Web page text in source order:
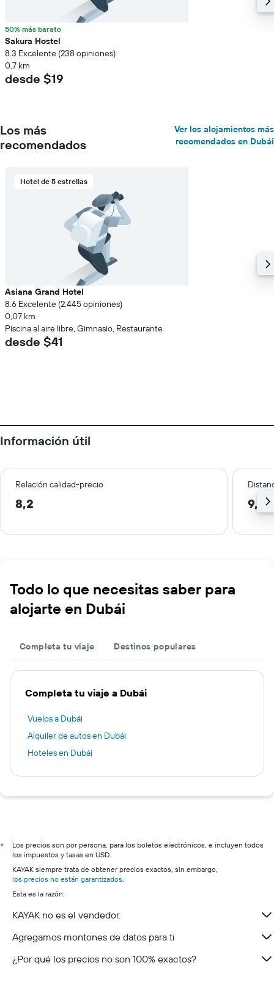
50% más barato
Sakura Hostel
8.3 Excelente (238 opiniones)
0,7 km
desde $19
Los más
recomendados
Ver los alojamientos más
recomendados en Dubái
Hotel de 5 estrellas
Asiana Grand Hotel
8.6 Excelente (2.445 opiniones)
0,07 km
Piscina al aire libre, Gimnasio, Restaurante
desde $41
Información útil
Relación calidad-precio
8,2 9,6
Todo lo que necesitas saber para
alojarte en Dubái
Completa tu viaje Destinos populares
Completa tu viaje a Dubái
Vuelos a Dubái
Alquiler de autos en Dubái
Hoteles en Dubái
*
Los precios son por persona, para los boletos electrónicos, e incluyen todos
los impuestos y tasas en USD.
KAYAK siempre trata de obtener precios exactos, sin embargo,
los precios no están garantizados.
Esta es la razón:
KAYAK no es el vendedor.
Agregamos montones de datos para ti
¿Por qué los precios no son 100% exactos?